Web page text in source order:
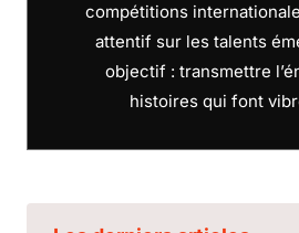
compétitions
attentif sur les talents
objectif : transmettre
histoires qui font